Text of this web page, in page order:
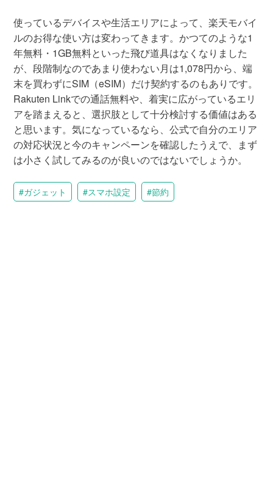
使っているデバイスや生活エリアによって、楽天モバイ
ルのお得な使い方は変わってきます。かつてのような1
年無料・1GB無料といった飛び道具はなくなりました
が、段階制なのであまり使わない月は1,078円から、端
末を買わずにSIM（eSIM）だけ契約するのもありです。
Rakuten Linkでの通話無料や、着実に広がっているエリ
アを踏まえると、選択肢として十分検討する価値はある
と思います。気になっているなら、公式で自分のエリア
の対応状況と今のキャンペーンを確認したうえで、まず
は小さく試してみるのが良いのではないでしょうか。
ガジェット スマホ設定 節約